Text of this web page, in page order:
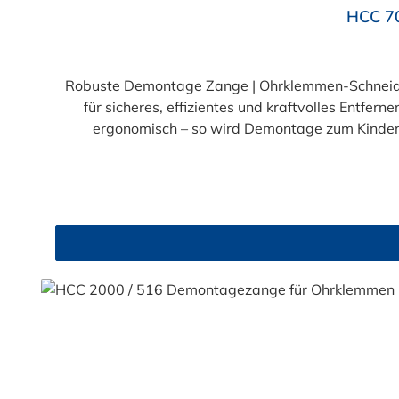
HCC
Robuste Demontage Zange | Ohrklemmen-
für sicheres, effizientes und kraftvolles
ergonomisch – so wird Demontage zum Kinderspiel Extrem widerstandsfähig: Ideal für das Entfernen von Edelstahl- und Stahlklemmen
und sicher. Jetzt bestellen und clever demontieren – Ihre neue Lieblingszange wartet!
für Ohrklemmen